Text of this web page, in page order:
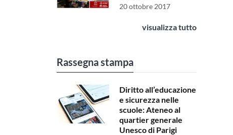
20 ottobre 2017
visualizza tutto
Rassegna stampa
Diritto all’educazione
e sicurezza nelle
scuole: Ateneo al
quartier generale
Unesco di Parigi